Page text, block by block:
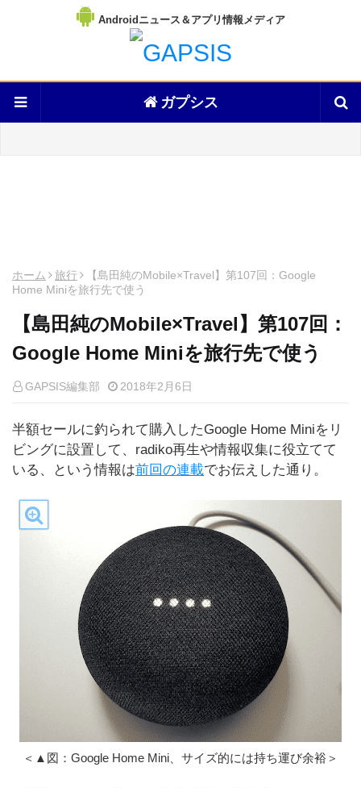
Androidニュース＆アプリ情報メディア
ガプシス
ホーム 旅行
【島田純のMobile×Travel】第107回：Google
Home Miniを旅行先で使う
【島田純のMobile×Travel】第107回：
Google Home Miniを旅行先で使う
GAPSIS編集部 2018年2月6日
半額セールに釣られて購入したGoogle Home Miniをリ
ビングに設置して、radiko再生や情報収集に役立てて
いる、という情報は前回の連載でお伝えした通り。
＜▲図：Google Home Mini、サイズ的には持ち運び余裕＞